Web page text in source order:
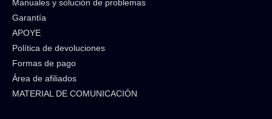
Manuales y solución de problemas
Garantía
APOYE
Política de devoluciones
Formas de pago
Área de afiliados
MATERIAL DE COMUNICACIÓN